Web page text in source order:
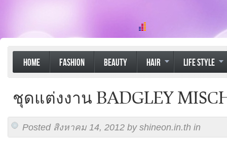
HOME FASHION BEAUTY HAIR LIFE STYLE
ชุดแต่งงาน BADGLEY
Posted สิงหาคม 14, 2012 by shineon.in.th in